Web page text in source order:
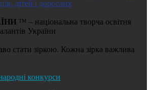
™ – національна творча освітня
України
стати зіркою. Кожна зірка важлива
конкурси